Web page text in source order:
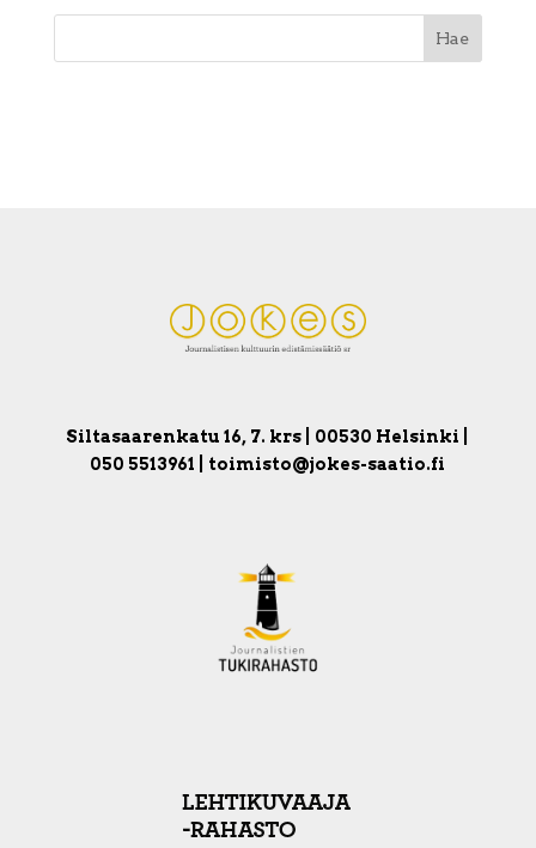
Siltasaarenkatu 16, 7. krs | 00530 Helsinki |
050 5513961 | toimisto@jokes-saatio.fi